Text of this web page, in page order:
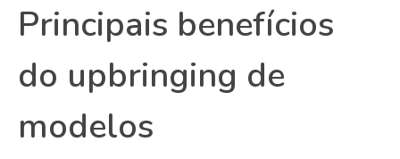
Principais benefícios
do upbringing de
modelos